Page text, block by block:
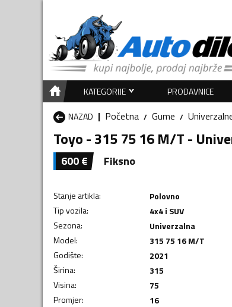
KATEGORIJE PRODAVNICE
NAZAD
Početna Gume
Toyo - 315 75 16 M/T -
600€ Fiksno
Stanje artikla:
Polovno
Tip vozila:
4x4 i SUV
Sezona:
Univerzalna
Model:
315 75 16 M/T
Godište:
2021
Širina:
315
Visina:
75
Promjer:
16